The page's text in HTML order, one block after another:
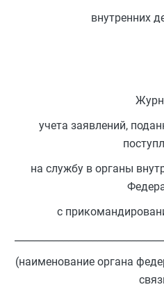
внутренних
учета заявлений,
на службу в органы
с
(наименование органа